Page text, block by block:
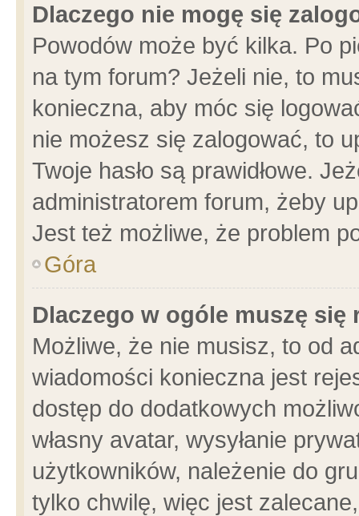
Dlaczego nie mogę się
Powodów może być kilka. Po
na tym forum? Jeżeli nie, to
konieczna, aby móc się
nie możesz się zalogować, to
Twoje hasło są prawidłowe.
administratorem forum, żeby
Jest też możliwe, że problem
Góra
Dlaczego w ogóle muszę się
Możliwe, że nie musisz, to od
wiadomości konieczna jest
dostęp do dodatkowych
własny avatar, wysyłanie
użytkowników, należenie do
tylko chwilę, więc jest